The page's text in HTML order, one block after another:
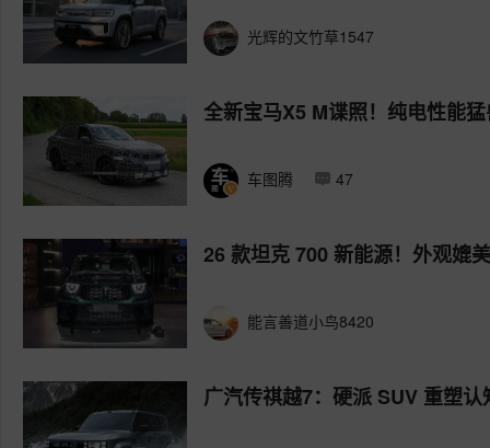
光辉的文竹草1547
全新宝马X5 M谍照！纯电性能
车图腾 47
26 款坦克 700 新能源！外观媲
能言善道小鸟8420
广汽传祺越7：硬派 SUV 重塑